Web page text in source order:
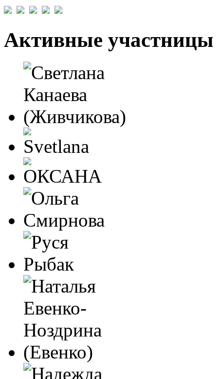
Активные участницы